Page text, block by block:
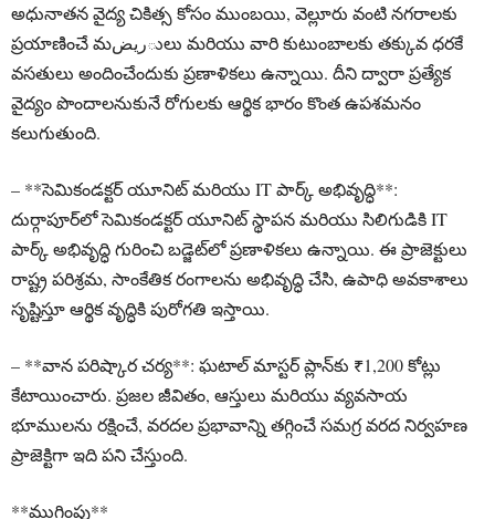
అధునాతన వైద్య చికిత్స కోసం ముంబయి, వెల్లూరు వంటి నగరాలకు
ప్రయాణించే మريضులు మరియు వారి కుటుంబాలకు తక్కువ ధరకే
వసతులు అందించేందుకు ప్రణాళికలు ఉన్నాయి. దీని ద్వారా ప్రత్యేక
వైద్యం పొందాలనుకునే రోగులకు ఆర్థిక భారం కొంత ఉపశమనం
కలుగుతుంది.
– **సెమికండక్టర్ యూనిట్ మరియు IT పార్క్ అభివృద్ధి**:
దుర్గాపూర్‌లో సెమికండక్టర్ యూనిట్ స్థాపన మరియు సిలిగుడికి IT
పార్క్ అభివృద్ధి గురించి బడ్జెట్‌లో ప్రణాళికలు ఉన్నాయి. ఈ ప్రాజెక్టులు
రాష్ట్ర పరిశ్రమ, సాంకేతిక రంగాలను అభివృద్ధి చేసి, ఉపాధి అవకాశాలు
సృష్టిస్తూ ఆర్థిక వృద్ధికి పురోగతి ఇస్తాయి.
– **వాన పరిష్కార చర్య**: ఘటాల్ మాస్టర్ ప్లాన్‌కు ₹1,200 కోట్లు
కేటాయించారు. ప్రజల జీవితం, ఆస్తులు మరియు వ్యవసాయ
భూములను రక్షించే, వరదల ప్రభావాన్ని తగ్గించే సమగ్ర వరద నిర్వహణ
ప్రాజెక్టిగా ఇది పని చేస్తుంది.
**ముగింపు**